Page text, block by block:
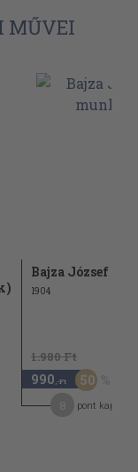
MŰVEI
Bajza József
1904
1.980 Ft
990 ,-Ft 50
pont kapható